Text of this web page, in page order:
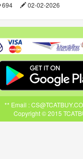
694 02-02-2026
** Email :
Copyright © 2015